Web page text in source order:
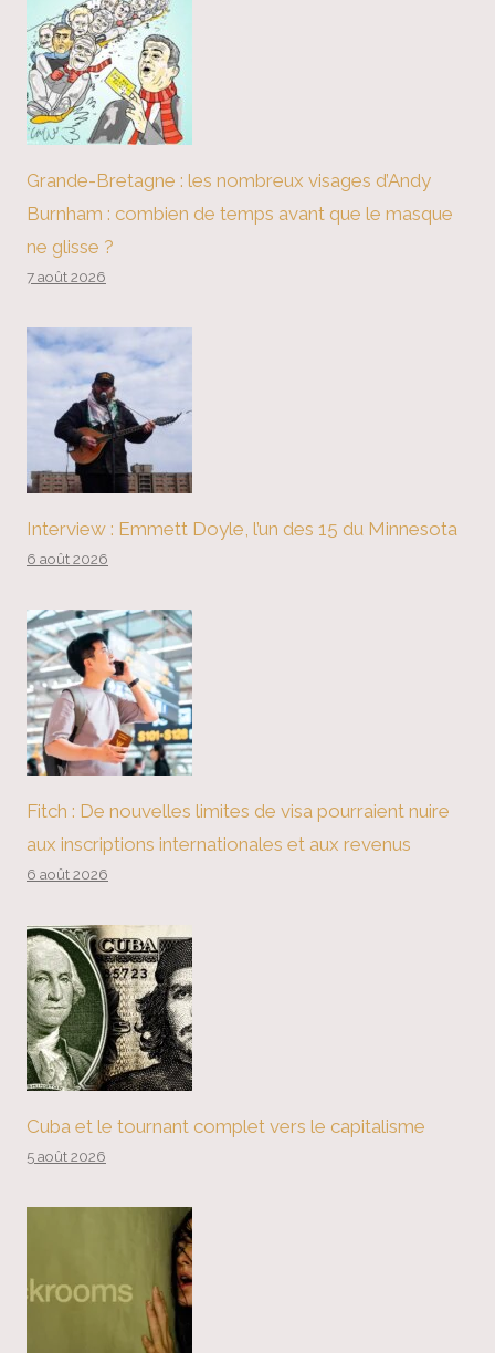
Grande-Bretagne : les nombreux visages d’Andy
Burnham : combien de temps avant que le masque
ne glisse ?
7 août 2026
Interview : Emmett Doyle, l’un des 15 du Minnesota
6 août 2026
Fitch : De nouvelles limites de visa pourraient nuire
aux inscriptions internationales et aux revenus
6 août 2026
Cuba et le tournant complet vers le capitalisme
5 août 2026